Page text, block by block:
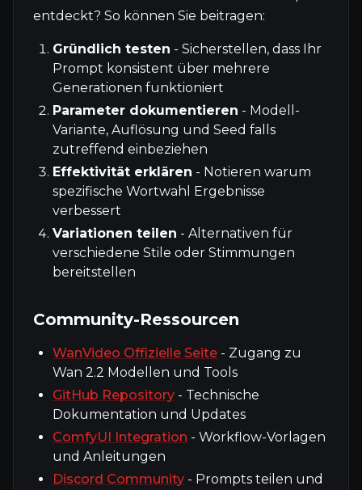
entdeckt? So können Sie beitragen:
Gründlich testen - Sicherstellen, dass Ihr
Prompt konsistent über mehrere
Generationen funktioniert
Parameter dokumentieren - Modell-
Variante, Auflösung und Seed falls
zutreffend einbeziehen
Effektivität erklären - Notieren warum
spezifische Wortwahl Ergebnisse
verbessert
Variationen teilen - Alternativen für
verschiedene Stile oder Stimmungen
bereitstellen
Community-Ressourcen
WanVideo Offizielle Seite - Zugang zu
Wan 2.2 Modellen und Tools
GitHub Repository - Technische
Dokumentation und Updates
ComfyUI Integration - Workflow-Vorlagen
und Anleitungen
Discord Community - Prompts teilen und